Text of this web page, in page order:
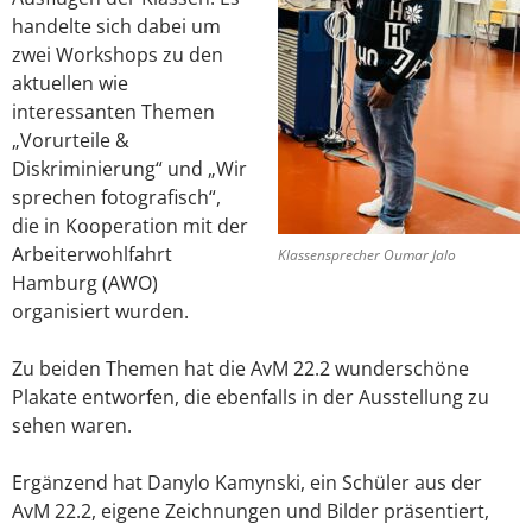
Klassensprecher Oumar Jalo
handelte sich dabei um
zwei Workshops zu den
aktuellen wie
interessanten Themen
„Vorurteile &
Diskriminierung“ und „Wir
sprechen fotografisch“,
die in Kooperation mit der
Arbeiterwohlfahrt
Hamburg (AWO)
organisiert wurden.
Zu beiden Themen hat die AvM 22.2 wunderschöne
Plakate entworfen, die ebenfalls in der Ausstellung zu
sehen waren.
Ergänzend hat Danylo Kamynski, ein Schüler aus der
AvM 22.2, eigene Zeichnungen und Bilder präsentiert,